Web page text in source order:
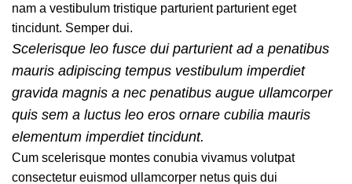
nam a vestibulum tristique parturient parturient eget
tincidunt. Semper dui.
Scelerisque leo fusce dui parturient ad a penatibus
mauris adipiscing tempus vestibulum imperdiet
gravida magnis a nec penatibus augue ullamcorper
quis sem a luctus leo eros ornare cubilia mauris
elementum imperdiet tincidunt.
Cum scelerisque montes conubia vivamus volutpat
consectetur euismod ullamcorper netus quis dui